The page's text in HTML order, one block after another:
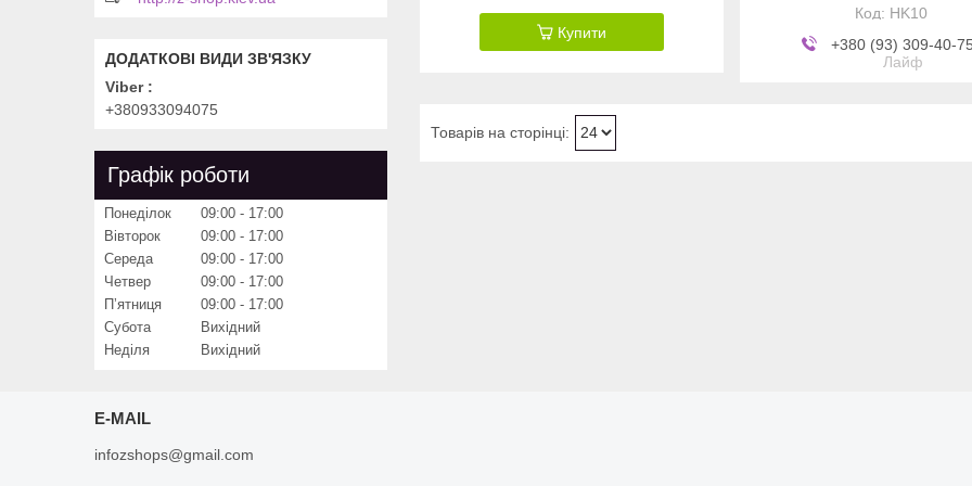
Купити
HK10
+380 (93) 309-40-
Лайф
Viber
+380933094075
Графік роботи
Понеділок 09:00
17:00
Вівторок
09:00
17:00
Середа
09:00
17:00
Четвер
09:00
17:00
Пʼятниця
09:00
17:00
Субота
Вихідний
Неділя
Вихідний
E-MAIL
infozshops@gmail.com